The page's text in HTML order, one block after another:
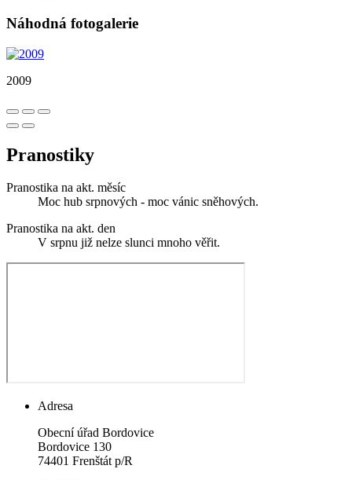
Náhodná fotogalerie
2009
Pranostiky
Pranostika na akt. měsíc
Moc hub srpnových - moc vánic sněhových.
Pranostika na akt. den
V srpnu již nelze slunci mnoho věřit.
Adresa
Obecní úřad Bordovice
Bordovice 130
74401 Frenštát p/R